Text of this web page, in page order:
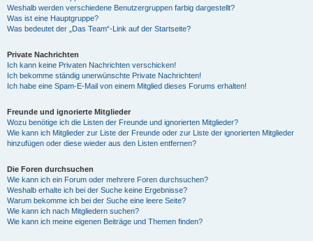
Weshalb werden verschiedene Benutzergruppen farbig dargestellt?
Was ist eine Hauptgruppe?
Was bedeutet der „Das Team“-Link auf der Startseite?
Private Nachrichten
Ich kann keine Privaten Nachrichten verschicken!
Ich bekomme ständig unerwünschte Private Nachrichten!
Ich habe eine Spam-E-Mail von einem Mitglied dieses Forums erhalten!
Freunde und ignorierte Mitglieder
Wozu benötige ich die Listen der Freunde und ignorierten Mitglieder?
Wie kann ich Mitglieder zur Liste der Freunde oder zur Liste der ignorierten Mitglieder
hinzufügen oder diese wieder aus den Listen entfernen?
Die Foren durchsuchen
Wie kann ich ein Forum oder mehrere Foren durchsuchen?
Weshalb erhalte ich bei der Suche keine Ergebnisse?
Warum bekomme ich bei der Suche eine leere Seite?
Wie kann ich nach Mitgliedern suchen?
Wie kann ich meine eigenen Beiträge und Themen finden?